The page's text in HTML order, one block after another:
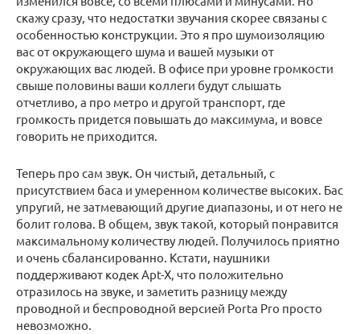
скажу сразу, что недостатки звучания скорее связаны с
особенностью конструкции. Это я про шумоизоляцию
вас от окружающего шума и вашей музыки от
окружающих вас людей. В офисе при уровне громкости
свыше половины ваши коллеги будут слышать
отчетливо, а про метро и другой транспорт, где
громкость придется повышать до максимума, и вовсе
говорить не приходится.
Теперь про сам звук. Он чистый, детальный, с
присутствием баса и умеренном количестве высоких. Бас
упругий, не затмевающий другие диапазоны, и от него не
болит голова. В общем, звук такой, который понравится
максимальному количеству людей. Получилось приятно
и очень сбалансированно. Кстати, наушники
поддерживают кодек Apt-X, что положительно
отразилось на звуке, и заметить разницу между
проводной и беспроводной версией Porta Pro просто
невозможно.